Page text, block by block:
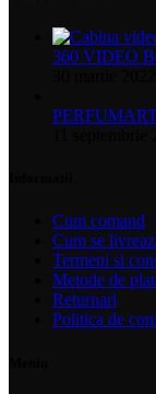
360 VIDEO
Cum comand
Cum se
Termeni si
Metode de
Returnari
Politica de